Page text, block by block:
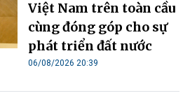
Việt Nam trên toàn cầu
cùng đóng góp cho sự
phát triển đất nước
06/08/2026 20:39